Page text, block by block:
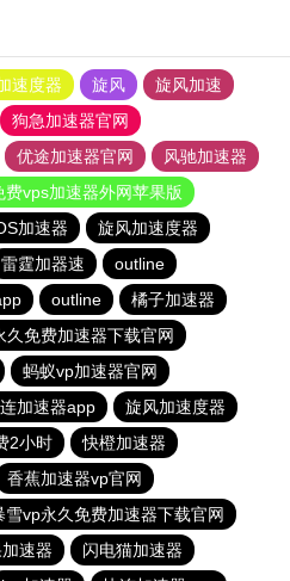
速度器 旋风
旋风加速
狗急加速器官网
优途加速器官网
风驰加速器
费vps加速器外网苹果版
加速器
旋风加速度器
雷霆加器速
outline
outline
橘子加速器
久免费加速器下载官网
蚂蚁vp加速器官网
加速器app
旋风加速度器
2小时
快橙加速器
香蕉加速器vp官网
雪vp永久免费加速器下载官网
速器
闪电猫加速器